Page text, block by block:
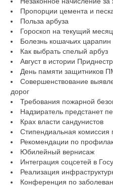
Пропорции цемента и
Польза арбуза
Гороскоп на текущий месяц
Болезнь кошачьих царапин
Как выбрать спелый арбуз
Август в истории
День памяти защитников
Совершенствование
дорог
Требования пожарной
Надзиратель предстанет
Крах власти сандунистов
Стипендиальная комиссия
Рекомендации по
Юбилейный вернисаж
Интеграция соцсетей в
Реализация
Конференция по